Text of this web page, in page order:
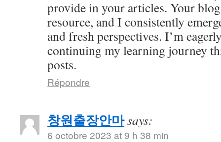
provide in your articles. Your
resource, and I consistently
and fresh perspectives. I’m
continuing my learning journey
posts.
Répondre
창원출장안마says:
6 octobre 2023 at 9 h 38 min